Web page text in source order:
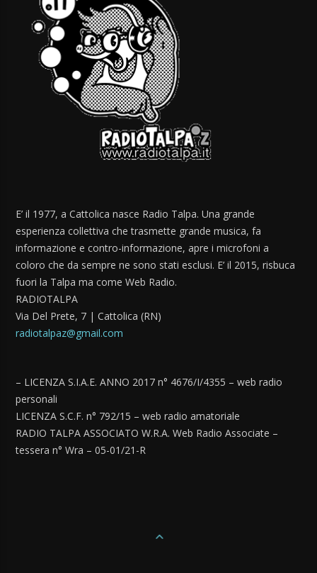
E’ il 1977, a Cattolica nasce Radio Talpa. Una grande
esperienza collettiva che trasmette grande musica, fa
informazione e contro-informazione, apre i microfoni a
coloro che da sempre ne sono stati esclusi. E’ il 2015, risbuca
fuori la Talpa ma come Web Radio.
RADIOTALPA
Via Del Prete, 7 | Cattolica (RN)
radiotalpaz@gmail.com
– LICENZA S.I.A.E. ANNO 2017 n° 4676/I/4355 – web radio
personali
LICENZA S.C.F. n° 792/15 – web radio amatoriale
RADIO TALPA ASSOCIATO W.R.A. Web Radio Associate –
tessera n° Wra – 05-01/21-R